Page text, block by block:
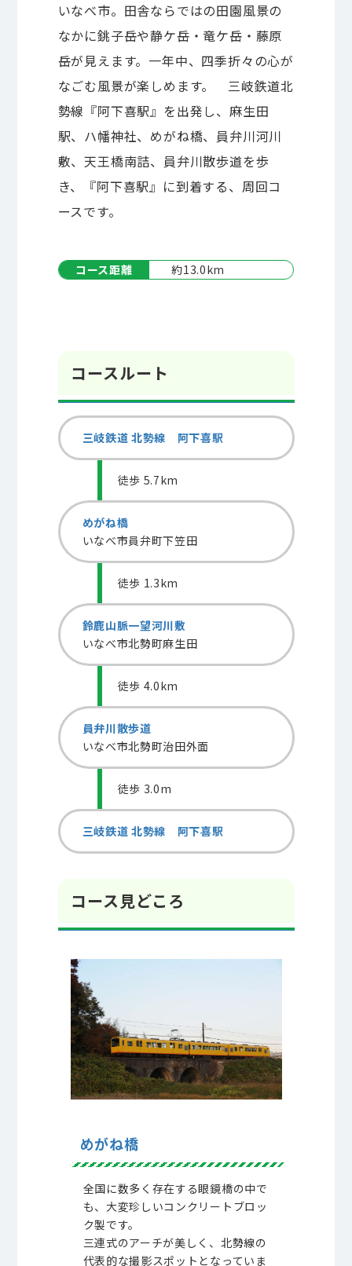
いなべ市。田舎ならではの田園風景の
なかに銚子岳や静ケ岳・竜ケ岳・藤原
岳が見えます。一年中、四季折々の心が
なごむ風景が楽しめます。 三岐鉄道北
勢線『阿下喜駅』を出発し、麻生田
駅、ハ幡神社、めがね橋、員弁川河川
敷、天王橋南詰、員弁川散歩道を歩
き、『阿下喜駅』に到着する、周回コ
ースです。
コース距離 約13.0km
コースルート
三岐鉄道 北勢線 阿下喜駅
徒歩 5.7km
めがね橋
いなべ市員弁町下笠田
徒歩 1.3km
鈴鹿山脈一望河川敷
いなべ市北勢町麻生田
徒歩 4.0km
員弁川散歩道
いなべ市北勢町治田外面
徒歩 3.0m
三岐鉄道 北勢線 阿下喜駅
コース見どころ
めがね橋
全国に数多く存在する眼鏡橋の中で
も、大変珍しいコンクリートブロッ
ク製です。
三連式のアーチが美しく、北勢線の
代表的な撮影スポットとなっていま